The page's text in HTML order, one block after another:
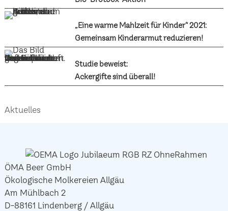
„Eine warme Mahlzeit für Kinder“ 2021:
Gemeinsam Kinderarmut reduzieren!
Studie beweist:
Ackergifte sind überall!
Aktuelles
ÖMA Beer GmbH
Ökologische Molkereien Allgäu
Am Mühlbach 2
D-88161 Lindenberg / Allgäu